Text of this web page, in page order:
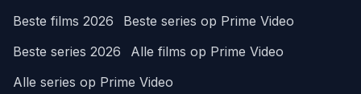
Beste films 2026
Beste series op Prime Video
Beste series 2026
Alle films op Prime Video
Alle series op Prime Video